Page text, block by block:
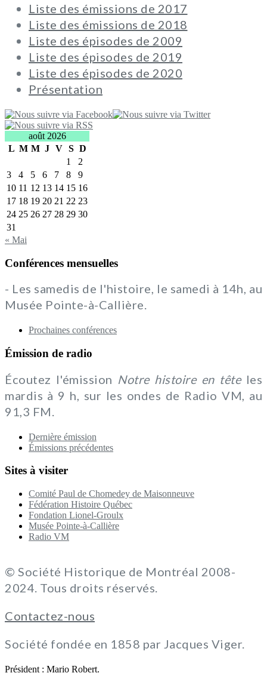
Liste des émissions de 2017
Liste des émissions de 2018
Liste des épisodes de 2009
Liste des épisodes de 2019
Liste des épisodes de 2020
Présentation
août 2026
L M M J V S D
1
2
3
4 5 6 7 8
9
10 11 12 13 14 15 16
17 18 19 20 21 22 23
24 25 26 27 28 29 30
31
« Mai
Conférences mensuelles
- Les samedis de l'histoire, le samedi à 14h, au
Musée Pointe-à-Callière.
Prochaines conférences
Émission de radio
Écoutez l'émission Notre histoire en têteles
mardis à 9 h, sur les ondes de Radio VM, au
91,3 FM.
Dernière émission
Émissions précédentes
Sites à visiter
Comité Paul de Chomedey de Maisonneuve
Fédération Histoire Québec
Fondation Lionel-Groulx
Musée Pointe-à-Callière
Radio VM
© Société Historique de Montréal 2008-
2024. Tous droits réservés.
Contactez-nous
Société fondée en 1858 par Jacques Viger.
Président : Mario Robert.